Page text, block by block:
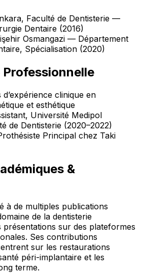
Faculté de Dentisterie —
Dentaire (2016)
Osmangazi — Département
Spécialisation (2020)
d’expérience clinique en
et esthétique
Université Medipol
de Dentisterie (2020–2022)
Principal chez Taki
&
à de multiples publications
de la dentisterie
présentations sur des plateformes
Ses contributions
sur les restaurations
péri-implantaire et les
terme.